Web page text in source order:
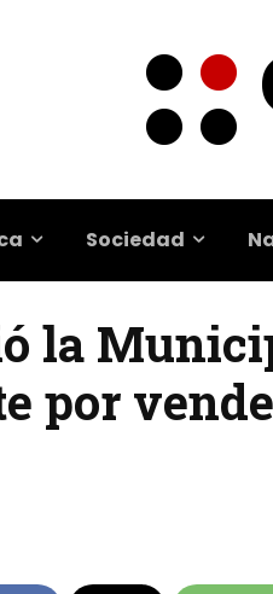
Sociedad
la
por